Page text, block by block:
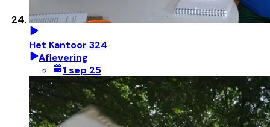
Het Kantoor 324
Aflevering
1 sep 25